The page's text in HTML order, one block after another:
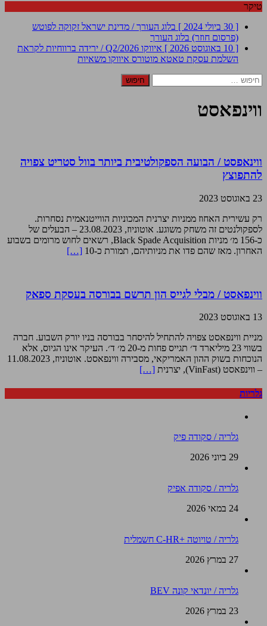
טיקר
[ 30 ביולי 2024 ]
בלוג העורך / מדינת ישראל זקוקה לפוטש
(פרסום חוזר) בלוג העורך
[ 10 באוגוסט 2026 ]
איווקו Q2/2026 / ירידה ברווחיות לקראת
השלמת עסקת טאטא מוטורס איווקו משאיות
חיפוש:
ווינפאסט
ווינאפסט / הבועה הספקולטיבית ביותר בוול סטריט צפויה
להתפוצץ
23 באוגוסט 2023
רק עשירית האחוז ממניות יצרנית המכוניות הווייטנאמית נסחרות.
לספקולנטים זה משחק משוגע. אוטוניוז, 23.08.2023 – הבעלים של
כ-156 מ׳ מניות Black Spade Acquisition, רשאים לחוש מרומים בשבוע
האחרון. מאז שהם פדו את מניותיהם, תמורת כ-10
[…]
ווינפאסט / מבלי לגייס הון תרשם בבורסה בעסקת ספאק
13 באוגוסט 2023
מניית ווינפאסט צפויה להתחיל להיסחר בבורסה בניו יורק השבוע. חברה
בשווי 23 מיליארד ד׳ תגייס פחות מ-20 מ׳ ד׳. העיקר אינו הגיוס, אלא
הנוכחות בשוק ההון האמריקאי, מסבירה ווינפאסט. אוטוניוז, 11.08.2023
– ווינפאסט (VinFast), יצרנית
[…]
גלריות
גלריה / סקודה פיק
29 ביוני 2026
גלריה / סקודה אפיק
24 במאי 2026
גלריה / טויוטה +C-HR חשמלית
27 במרץ 2026
גלריה / יונדאי קונה BEV
23 במרץ 2026